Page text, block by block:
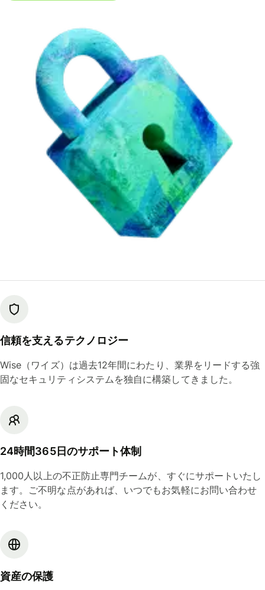
信頼を支えるテクノロジー
Wise（ワイズ）は過去12年間にわたり、業界をリードする強
固なセキュリティシステムを独自に構築してきました。
24時間365日のサポート体制
1,000人以上の不正防止専門チームが、すぐにサポートいたし
ます。ご不明な点があれば、いつでもお気軽にお問い合わせ
ください。
資産の保護